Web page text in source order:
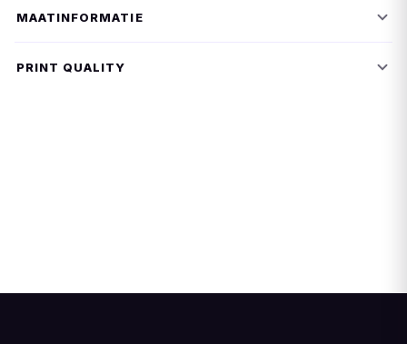
MAATINFORMATIE
PRINT QUALITY